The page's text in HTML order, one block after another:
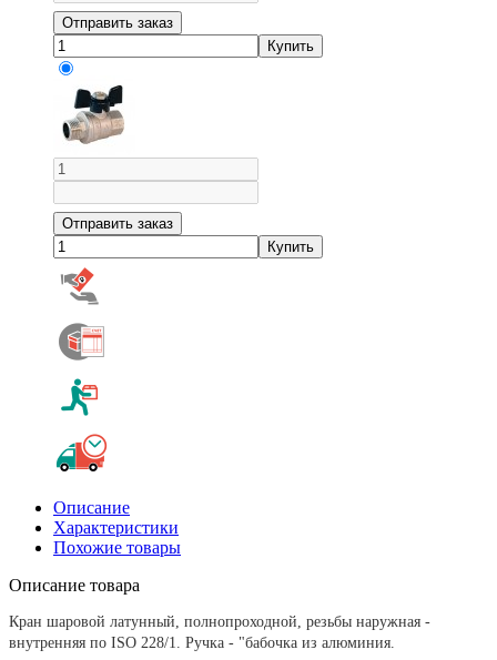
Описание
Характеристики
Похожие товары
Описание товара
Кран шаровой латунный, полнопроходной, резьбы наружная -
внутренняя по ISO 228/1. Ручка - "бабочка из алюминия.